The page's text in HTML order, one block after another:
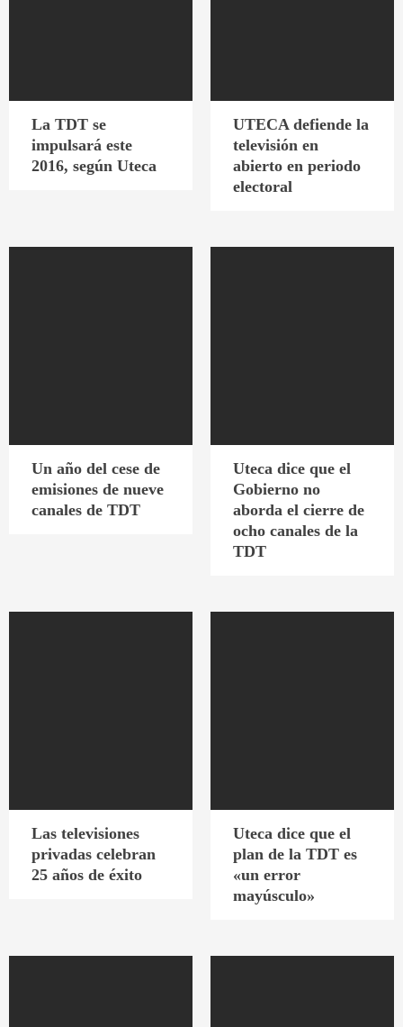
La TDT se
impulsará este
2016, según Uteca
UTECA defiende la
televisión en
abierto en periodo
electoral
Un año del cese de
emisiones de nueve
canales de TDT
Uteca dice que el
Gobierno no
aborda el cierre de
ocho canales de la
TDT
Las televisiones
privadas celebran
25 años de éxito
Uteca dice que el
plan de la TDT es
«un error
mayúsculo»